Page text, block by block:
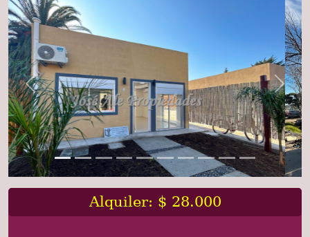
Previous Next
Alquiler: $ 28.000